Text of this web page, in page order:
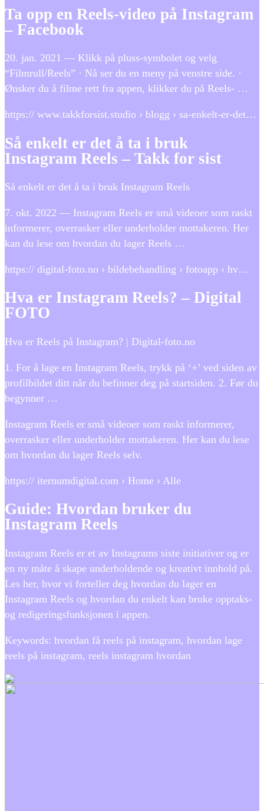
Ta opp en Reels-video på Instagram
– Facebook
20. jan. 2021 — Klikk på pluss-symbolet og velg
“Filmrull/Reels” · Nå ser du en meny på venstre side. ·
Ønsker du å filme rett fra appen, klikker du på Reels- …
https:// www.takkforsist.studio › blogg › sa-enkelt-er-det…
Så enkelt er det å ta i bruk
Instagram Reels – Takk for sist
Så enkelt er det å ta i bruk Instagram Reels
7. okt. 2022 — Instagram Reels er små videoer som raskt
informerer, overrasker eller underholder mottakeren. Her
kan du lese om hvordan du lager Reels …
https:// digital-foto.no › bildebehandling › fotoapp › hv…
Hva er Instagram Reels? – Digital
FOTO
Hva er Reels på Instagram? | Digital-foto.no
1. For å lage en Instagram Reels, trykk på ‘+’ ved siden av
profilbildet ditt når du befinner deg på startsiden. 2. Før du
begynner …
Instagram Reels er små videoer som raskt informerer,
overrasker eller underholder mottakeren. Her kan du lese
om hvordan du lager Reels selv.
https:// iternumdigital.com › Home › Alle
Guide: Hvordan bruker du
Instagram Reels
Instagram Reels er et av Instagrams siste initiativer og er
en ny måte å skape underholdende og kreativt innhold på.
Les her, hvor vi forteller deg hvordan du lager en
Instagram Reels og hvordan du enkelt kan bruke opptaks-
og redigeringsfunksjonen i appen.
Keywords: hvordan få reels på instagram, hvordan lage
reels på instagram, reels instagram hvordan